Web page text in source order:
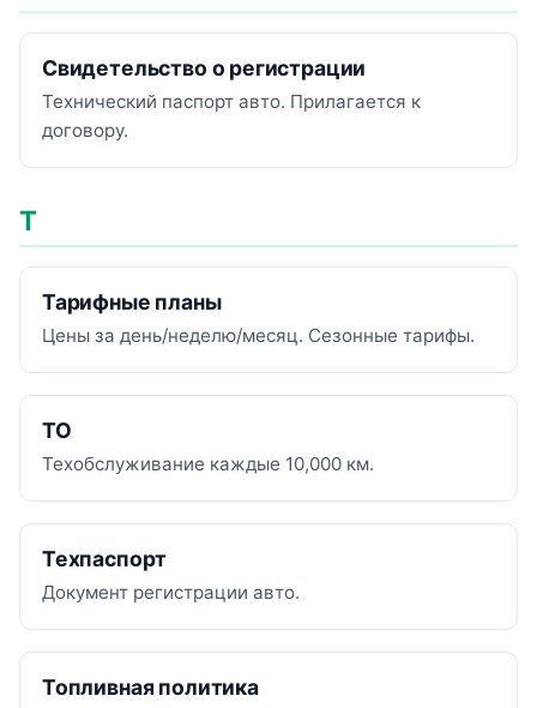
Свидетельство о регистрации
Технический паспорт авто. Прилагается к
договору.
Т
Тарифные планы
Цены за день/неделю/месяц. Сезонные тарифы.
ТО
Техобслуживание каждые 10,000 км.
Техпаспорт
Документ регистрации авто.
Топливная политика